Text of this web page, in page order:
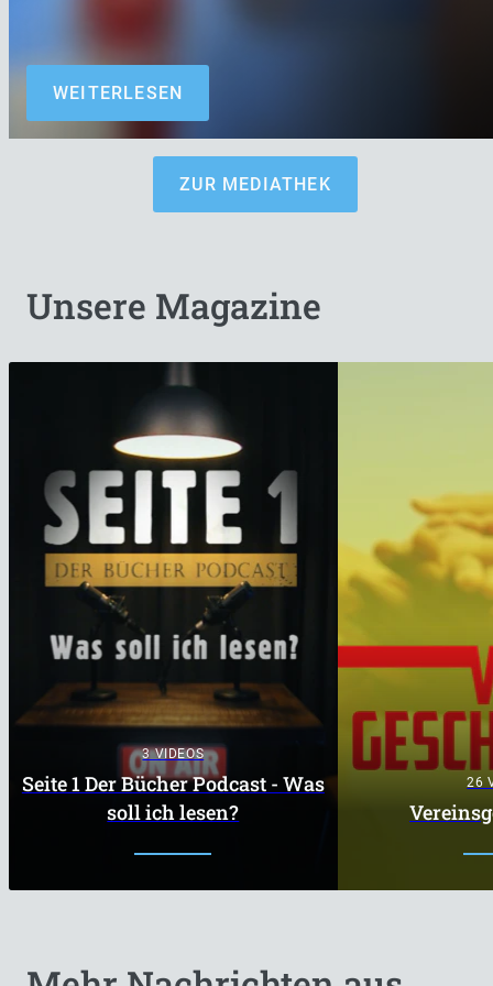
WEITERLESEN
ZUR MEDIATHEK
Unsere Magazine
3 VIDEOS
Seite 1 Der Bücher Podcast - Was
soll ich lesen?
26